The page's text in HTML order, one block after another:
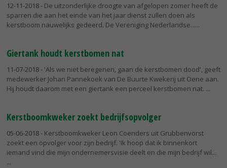
12-11-2018- De uitzonderlijke droogte van afgelopen zomer heeft de
sparren die aan het einde van het jaar dienst zullen doen als
kerstboom nauwelijks gedeerd. De Vereniging Nederlandse...
Giertank houdt kerstbomen nat
11-07-2018- 'Als we niet beregenen, gaan de kerstbomen dood', geeft
medewerker Johan Pannekoek van De Buurte Kwekerij uit Oene aan.
Hij houdt daarom met een giertank een perceel kerstbomen nat.
Kerstboomkweker zoekt bedrijfsopvolger
05-06-2018- Kerstboomkweker Leon Coenders uit Grubbenvorst
zoekt een opvolger voor zijn bedrijf. 'Ik hoop dat ik binnenkort
iemand vind die mijn ondernemersvisie deelt en die mijn bedrijf wil...